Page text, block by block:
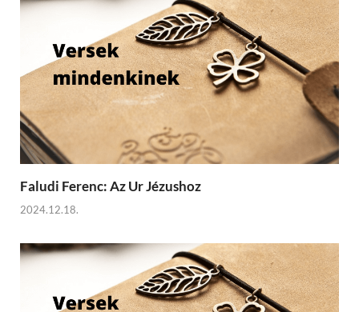
Faludi Ferenc: Az Ur Jézushoz
2024.12.18.